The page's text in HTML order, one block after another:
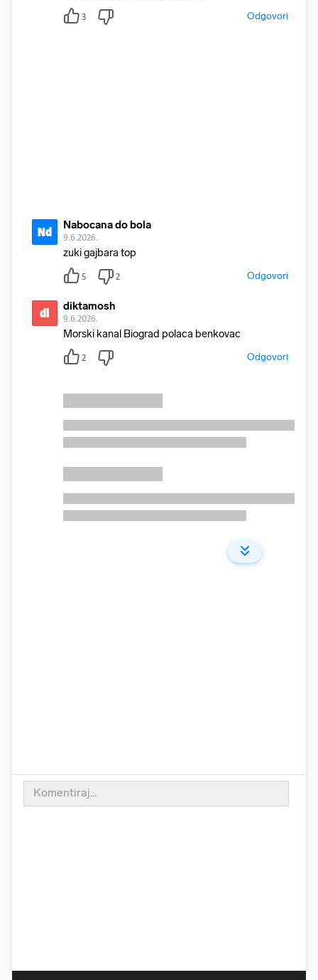
3 Odgovori
Nd Nabocana do bola
9.6.2026.
zuki gajbara top
5 2 Odgovori
di diktamosh
9.6.2026.
Morski kanal Biograd polaca benkovac
2 Odgovori